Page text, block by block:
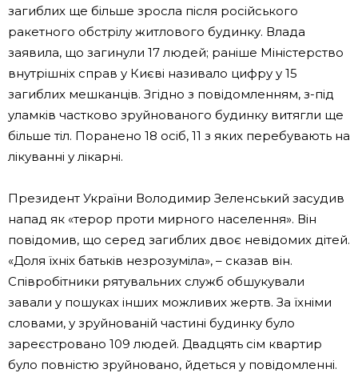
загиблих ще більше зросла після російського
ракетного обстрілу житлового будинку. Влада
заявила, що загинули 17 людей; раніше Міністерство
внутрішніх справ у Києві називало цифру у 15
загиблих мешканців. Згідно з повідомленням, з-під
уламків частково зруйнованого будинку витягли ще
більше тіл. Поранено 18 осіб, 11 з яких перебувають на
лікуванні у лікарні.
Президент України Володимир Зеленський засудив
напад як «терор проти мирного населення». Він
повідомив, що серед загиблих двоє невідомих дітей.
«Доля їхніх батьків незрозуміла», – сказав він.
Співробітники рятувальних служб обшукували
завали у пошуках інших можливих жертв. За їхніми
словами, у зруйнованій частині будинку було
зареєстровано 109 людей. Двадцять сім квартир
було повністю зруйновано, йдеться у повідомленні.